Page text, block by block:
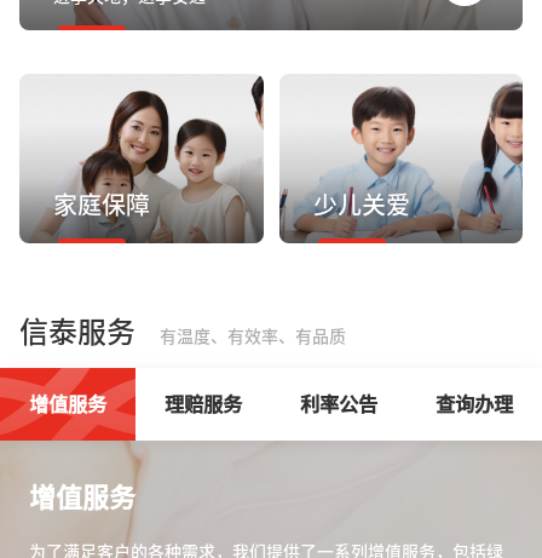
家庭保障 少儿关爱
信泰服务 有温度、有效率、有品质
增值服务
为了满足客户的各种需求，我们提供了一系列增值服务，包括绿
增值服务 理赔服务 利率公告 查询办理